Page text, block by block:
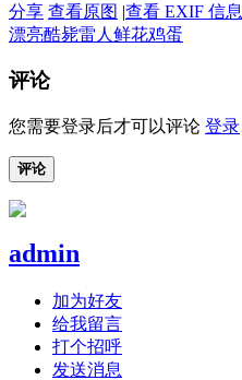
分享 查看原图 |查看 EXIF 信息
漂亮酷毙雷人 鲜花鸡蛋
评论
您需要登录后才可以评论 登录
评论
admin
加为好友
给我留言
打个招呼
发送消息